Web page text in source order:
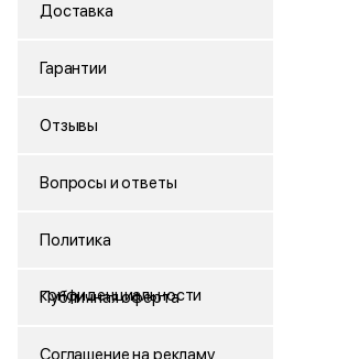
Доставка
Гарантии
Отзывы
Вопросы и ответы
Политика
конфиденциальности
Публичная оферта
Соглашение на рекламу